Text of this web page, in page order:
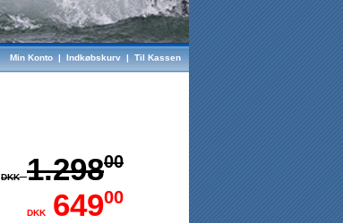
Min Konto | Indkøbskurv | Til Kassen
DKK 1.29800
DKK 64900